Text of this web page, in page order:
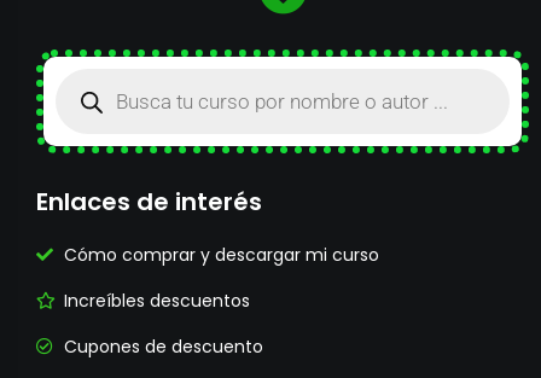
Enlaces de interés
Cómo comprar y descargar mi curso
Increíbles descuentos
Cupones de descuento